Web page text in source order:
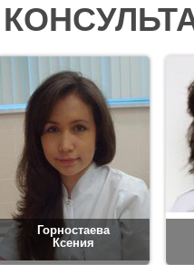
Горностаева
Ксения